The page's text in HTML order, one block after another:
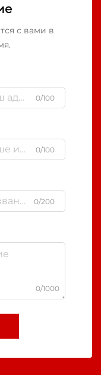
с вами в
0/100
0/100
0/200
0/1000